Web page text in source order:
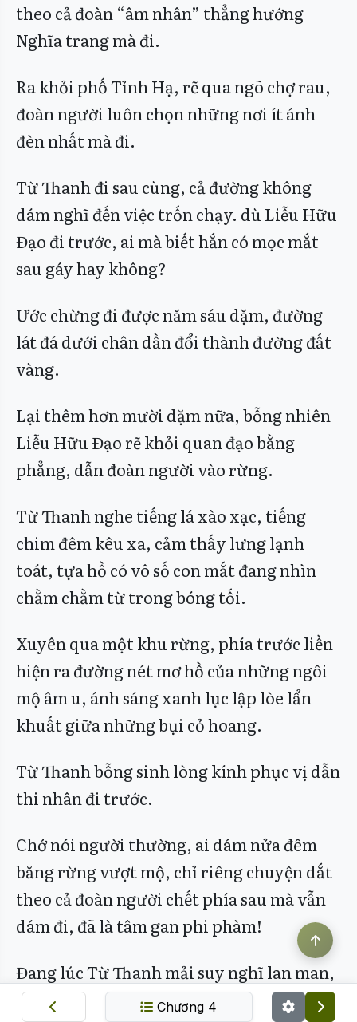
theo cả đoàn “âm nhân” thẳng hướng
Nghĩa trang mà đi.
Ra khỏi phố Tỉnh Hạ, rẽ qua ngõ chợ rau,
đoàn người luôn chọn những nơi ít ánh
đèn nhất mà đi.
Từ Thanh đi sau cùng, cả đường không
dám nghĩ đến việc trốn chạy. dù Liễu Hữu
Đạo đi trước, ai mà biết hắn có mọc mắt
sau gáy hay không?
Ước chừng đi được năm sáu dặm, đường
lát đá dưới chân dần đổi thành đường đất
vàng.
Lại thêm hơn mười dặm nữa, bỗng nhiên
Liễu Hữu Đạo rẽ khỏi quan đạo bằng
phẳng, dẫn đoàn người vào rừng.
Từ Thanh nghe tiếng lá xào xạc, tiếng
chim đêm kêu xa, cảm thấy lưng lạnh
toát, tựa hồ có vô số con mắt đang nhìn
chằm chằm từ trong bóng tối.
Xuyên qua một khu rừng, phía trước liền
hiện ra đường nét mơ hồ của những ngôi
mộ âm u, ánh sáng xanh lục lập lòe lẩn
khuất giữa những bụi cỏ hoang.
Từ Thanh bỗng sinh lòng kính phục vị dẫn
thi nhân đi trước.
Chớ nói người thường, ai dám nửa đêm
băng rừng vượt mộ, chỉ riêng chuyện dắt
theo cả đoàn người chết phía sau mà vẫn
dám đi, đã là tâm gan phi phàm!
Đang lúc Từ Thanh mải suy nghĩ lan man,
thì phía sau, ngay chỗ nghĩa địa hoang
Chương 4